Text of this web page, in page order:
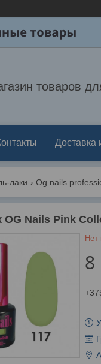
товаров
Доставка
лаки Og nails
OG Nails Pink
Нет
8